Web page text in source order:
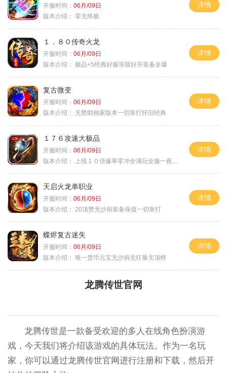
开服时间： 06月/09日
版本介绍： 零充终极
详情
１．８０传奇火龙
开服时间： 06月/09日
版本介绍： 极品+5经典好服等级好升装备全爆
详情
复古微变
开服时间： 06月/09日
版本介绍： 无赞助独家版本一切靠打怀旧经典
详情
１７６攻速大极品
开服时间： 06月/09日
版本介绍：
上线１０倍爆率零冲全满玩全服一夜终极
详情
天启火龙单职业
开服时间： 06月/09日
版本介绍： 20顶赞无沙捐装备保值一切靠打
详情
蝶烬复古迷失
开服时间： 06月/09日
版本介绍： 唯一货币元宝无沙捐无狂暴无顶榜
详情
龙腾传世官网
龙腾传世是一款备受欢迎的多人在线角色扮演游
戏，今天我们将介绍该游戏的具体玩法。作为一名玩
家，你可以通过龙腾传世官网进行注册和下载，然后开